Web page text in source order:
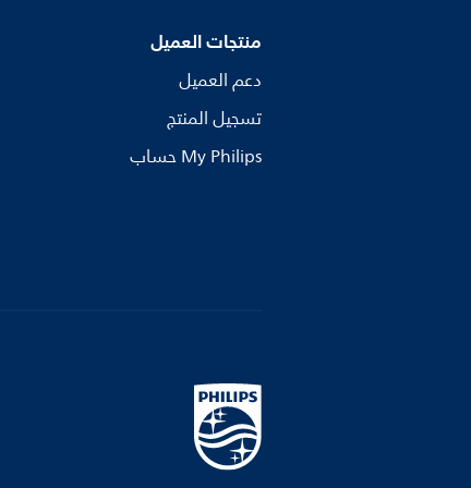
منتجات العميل
دعم العميل
تسجيل المنتج
My Philips حساب